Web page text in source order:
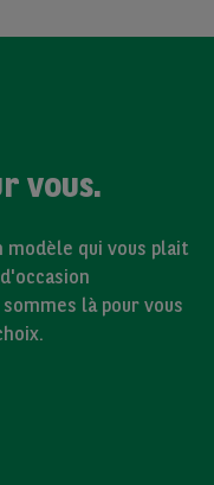
vous.
modèle qui vous plait
là pour vous